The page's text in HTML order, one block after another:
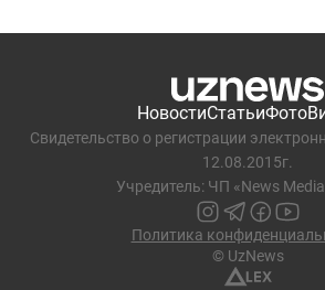
НовостиСтатьиФото
Свидетельство о регистрации
12.08.2015г.
Учредитель: ЧП «News
Политика
© UzNews